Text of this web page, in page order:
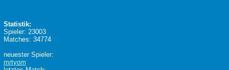
Statistik:
Spieler: 23003
Matches: 34774
neuester Spieler:
mrtyom